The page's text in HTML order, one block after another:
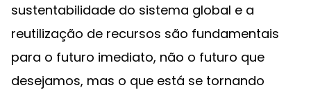
sustentabilidade do sistema global e a
reutilização de recursos são fundamentais
para o futuro imediato, não o futuro que
desejamos, mas o que está se tornando